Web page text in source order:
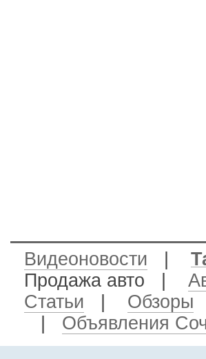
Видеоновости
Продажа авто
Статьи
Обзоры
Объявления